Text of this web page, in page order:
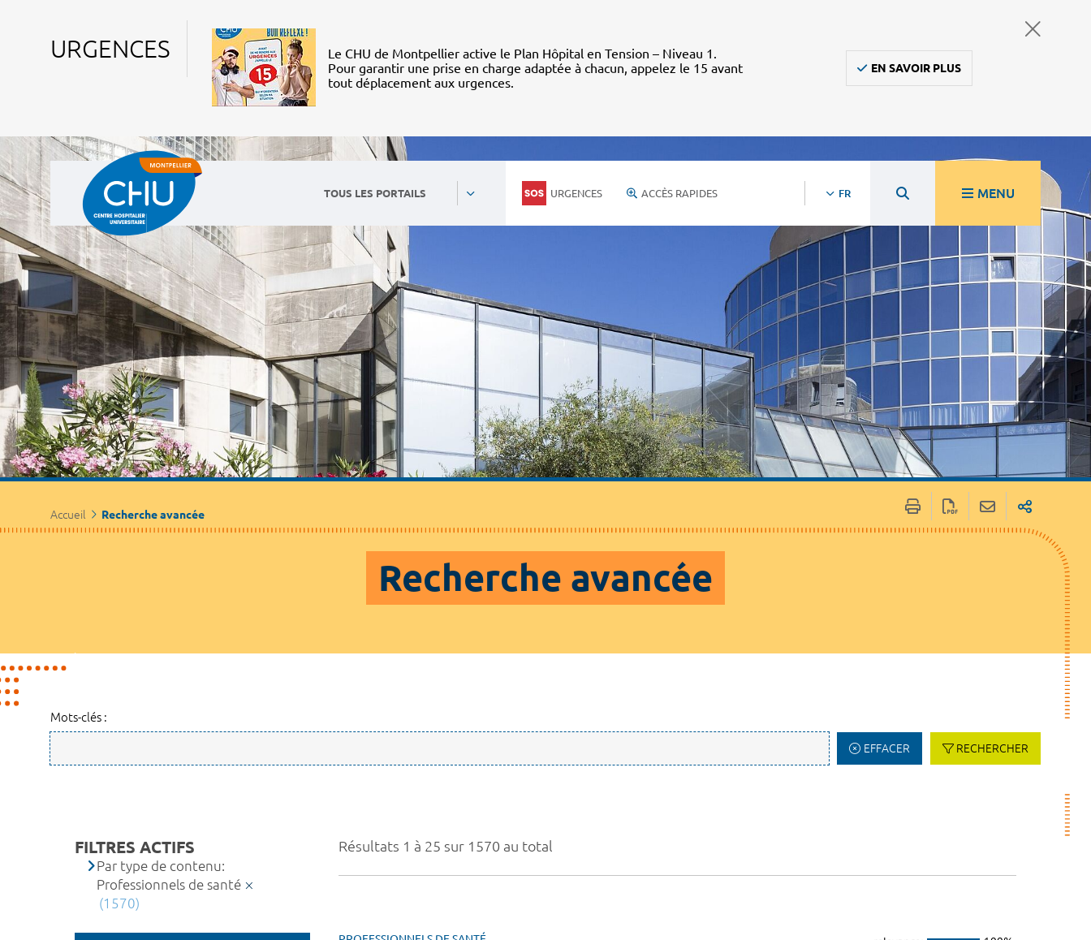
URGENCES
Le CHU de Montpellier active le Plan Hôpital en Tension – Niveau 1.
Pour garantir une prise en charge adaptée à chacun, appelez le 15 avant
tout déplacement aux urgences.
EN SAVOIR PLUS
TOUS LES PORTAILS URGENCES ACCÈS RAPIDES FR MENU
Accueil Recherche avancée
Recherche avancée
Mots-clés :
EFFACER RECHERCHER
Résultats 1 à 25 sur 1570 au total
FILTRES ACTIFS
Par type de contenu:
Professionnels de santé
(1570)